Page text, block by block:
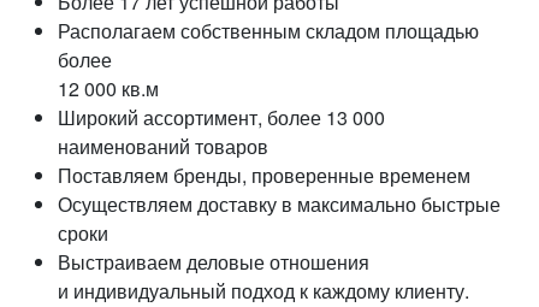
Располагаем собственным складом площадью
более
12 000 кв.м
Широкий ассортимент, более 13 000
наименований товаров
Поставляем бренды, проверенные временем
Осуществляем доставку в максимально быстрые
сроки
Выстраиваем деловые отношения
и индивидуальный подход к каждому клиенту.